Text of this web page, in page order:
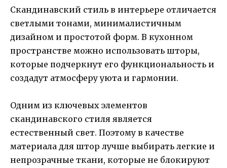
Скандинавский стиль в интерьере отличается
светлыми тонами, минималистичным
дизайном и простотой форм. В кухонном
пространстве можно использовать шторы,
которые подчеркнут его функциональность и
создадут атмосферу уюта и гармонии.
Одним из ключевых элементов
скандинавского стиля является
естественный свет. Поэтому в качестве
материала для штор лучше выбирать легкие и
непрозрачные ткани, которые не блокируют